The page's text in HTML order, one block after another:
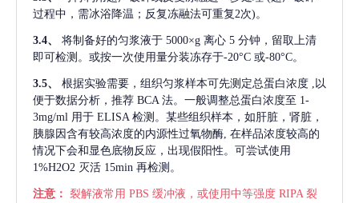
过程中，需冰浴降温；反复冻融法可重复2次)。
3.4、 将制备好的匀浆液于 5000×g 离心 5 分钟，留取上清
即可检测。或按一次使用量分装冻存于-20°C 或-80°C。
3.5、 根据实验需要，组织匀浆样本可先测定总蛋白浓度 ,以
便于数据分析，推荐 BCA 法。一般调整总蛋白浓度至 1-
3mg/ml 用于 ELISA 检测。某些组织样本，如肝脏，肾脏，
胰腺因含有较高浓度的内源性过氧物酶, 在样品浓度较高的
情况下会和显色底物反应，出现假阳性。可尝试使用
1%H2O2 灭活 15min 再检测。
注意： 裂解液常用 PBS 缓冲液，或使用中等强度 RIPA 裂